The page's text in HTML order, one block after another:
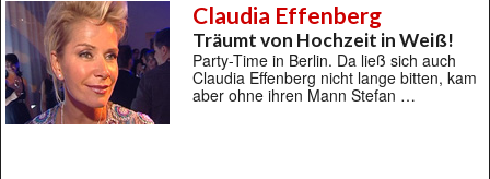
Claudia Effenberg
Träumt von Hochzeit in Weiß!
Party-Time in Berlin. Da ließ sich auch
Claudia Effenberg nicht lange bitten, kam
aber ohne ihren Mann Stefan …